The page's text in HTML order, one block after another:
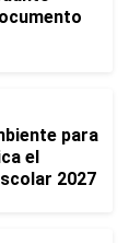
para
el
2027